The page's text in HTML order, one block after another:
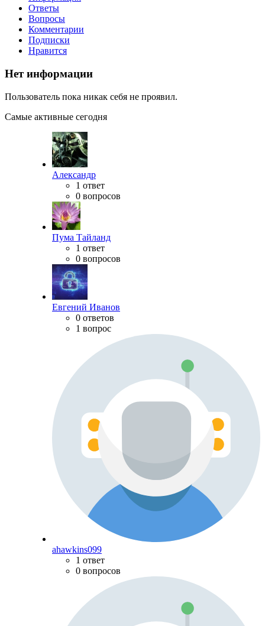
Ответы
Вопросы
Комментарии
Подписки
Нравится
Нет информации
Пользователь пока никак себя не проявил.
Самые активные сегодня
Александр
1 ответ
0 вопросов
Пума Тайланд
1 ответ
0 вопросов
Евгений Иванов
0 ответов
1 вопрос
ahawkins099
1 ответ
0 вопросов